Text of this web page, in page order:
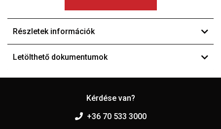
Részletek információk
Letölthető dokumentumok
Kérdése van?
+36 70 533 3000